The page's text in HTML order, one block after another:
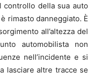
controllo della sua auto
rimasto danneggiato. È
all’altezza del
automobilista non
nell’incidente e si
lasciare altre tracce se